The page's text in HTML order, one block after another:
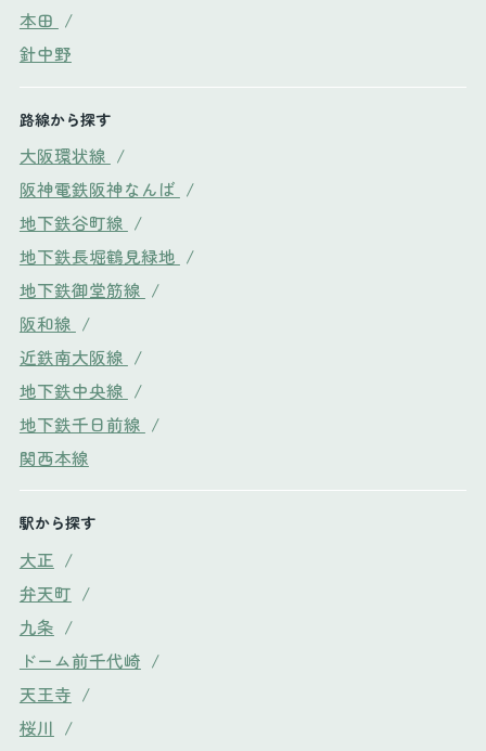
本田 /
針中野
路線から探す
大阪環状線 /
阪神電鉄阪神なんば /
地下鉄谷町線 /
地下鉄長堀鶴見緑地 /
地下鉄御堂筋線 /
阪和線 /
近鉄南大阪線 /
地下鉄中央線 /
地下鉄千日前線 /
関西本線
駅から探す
大正 /
弁天町 /
九条 /
ドーム前千代崎 /
天王寺 /
桜川 /